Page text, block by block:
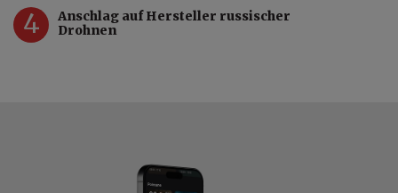
4
Anschlag auf Hersteller russischer
Drohnen